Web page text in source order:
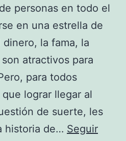
personas en todo el
en una estrella de
la fama, la
atractivos para
para todos
lograr llegar al
de suerte, les
historia de… Seguir